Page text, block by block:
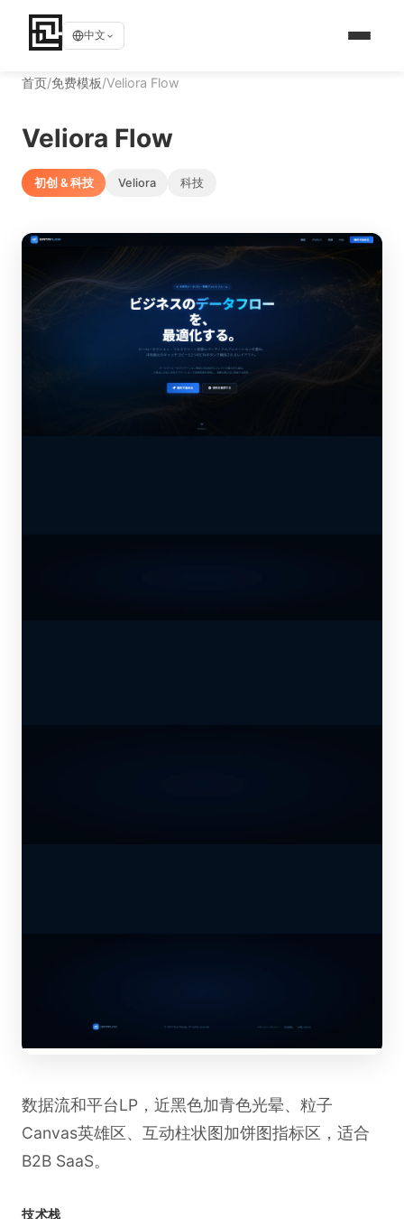
中文
首页/免费模板/Veliora Flow
Veliora Flow
初创 & 科技 Veliora 科技
数据流和平台LP，近黑色加青色光晕、粒子
Canvas英雄区、互动柱状图加饼图指标区，适合
B2B SaaS。
技术栈